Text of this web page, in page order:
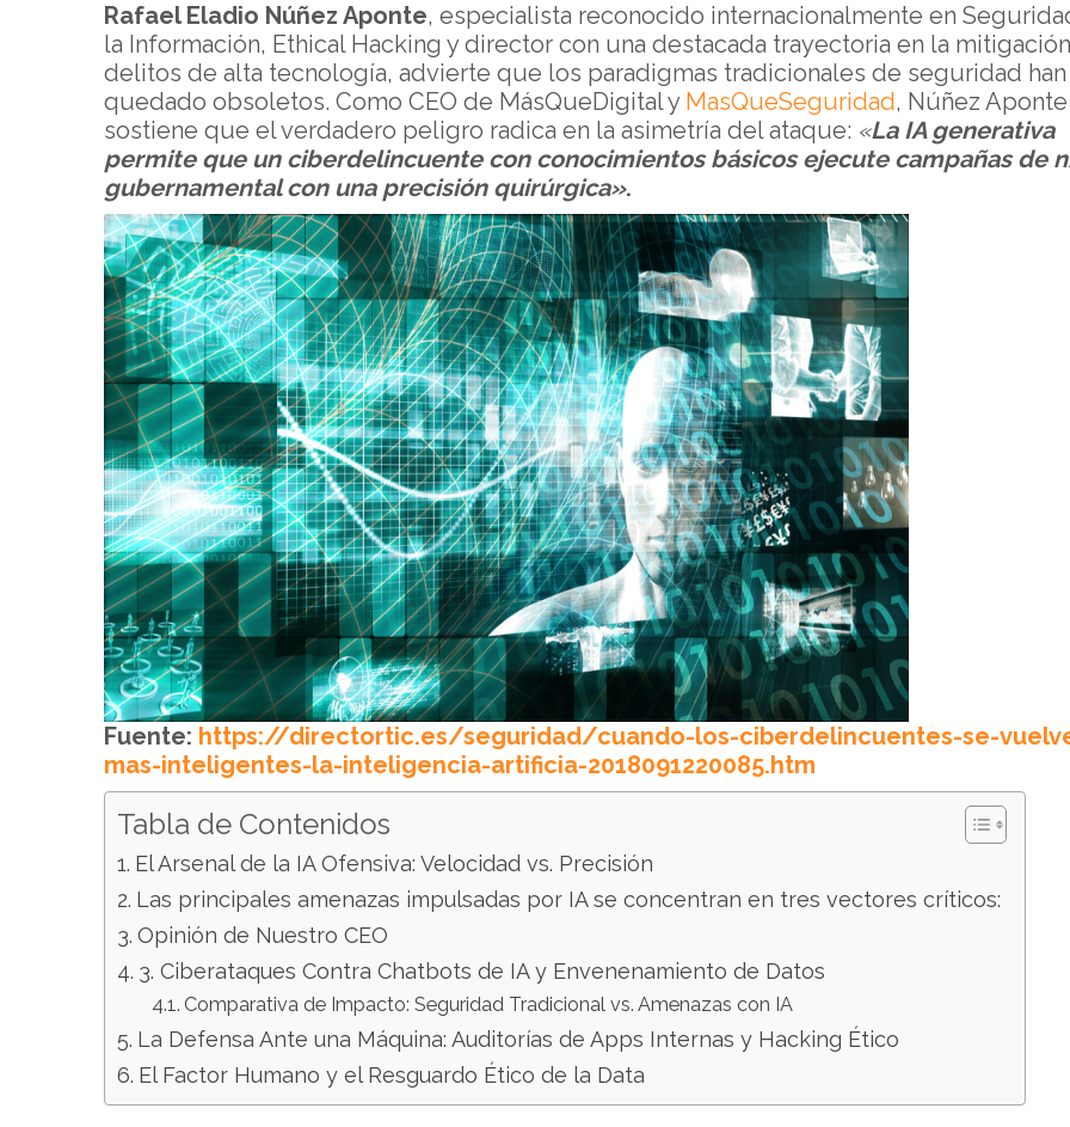
Rafael Eladio Núñez Aponte, especialista reconocido internacionalmente en
la Información, Ethical Hacking y director con una destacada trayectoria en la
delitos de alta tecnología, advierte que los paradigmas tradicionales de seguridad han
quedado obsoletos. Como CEO de MásQueDigital y MasQueSeguridad, Núñez Aponte
sostiene que el verdadero peligro radica en la asimetría del ataque: «La IA generativa
permite que un ciberdelincuente con conocimientos básicos ejecute campañas de
gubernamental con una precisión quirúrgica».
Fuente: https://directortic.es/seguridad/cuando-los-ciberdelincuentes-se-
mas-inteligentes-la-inteligencia-artificia-2018091220085.htm
Tabla de Contenidos
El Arsenal de la IA Ofensiva: Velocidad vs. Precisión
Las principales amenazas impulsadas por IA se concentran en tres vectores críticos:
Opinión de Nuestro CEO
3. Ciberataques Contra Chatbots de IA y Envenenamiento de Datos
Comparativa de Impacto: Seguridad Tradicional vs. Amenazas con IA
La Defensa Ante una Máquina: Auditorías de Apps Internas y Hacking Ético
El Factor Humano y el Resguardo Ético de la Data